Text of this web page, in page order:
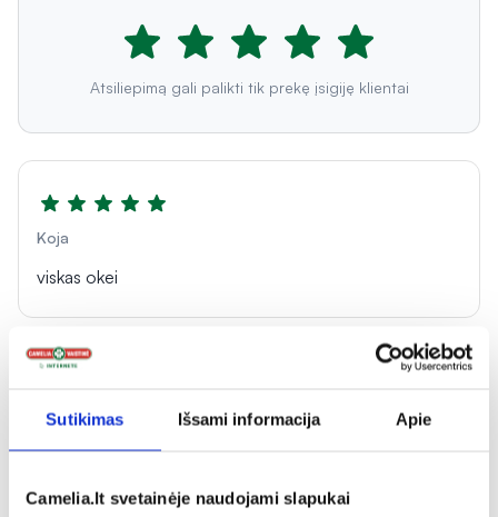
Sutikimas Išsami informacija Apie
Camelia.lt svetainėje naudojami slapukai
Atsiliepimą gali palikti tik prekę įsigiję klientai
Koja
viskas okei
Ka